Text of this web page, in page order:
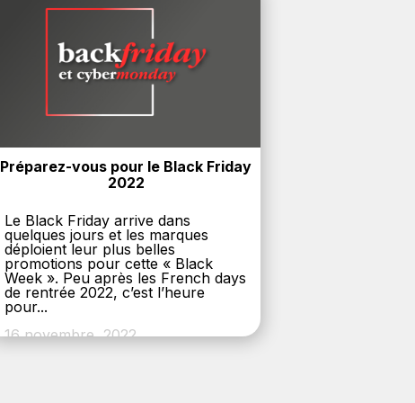
Préparez-vous pour le Black Friday
2022
Le Black Friday arrive dans
quelques jours et les marques
déploient leur plus belles
promotions pour cette « Black
Week ». Peu après les French days
de rentrée 2022, c’est l’heure
pour...
16 novembre, 2022